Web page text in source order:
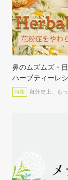
鼻のムズムズ・
ハーブティーレ
特集 自分史上、も